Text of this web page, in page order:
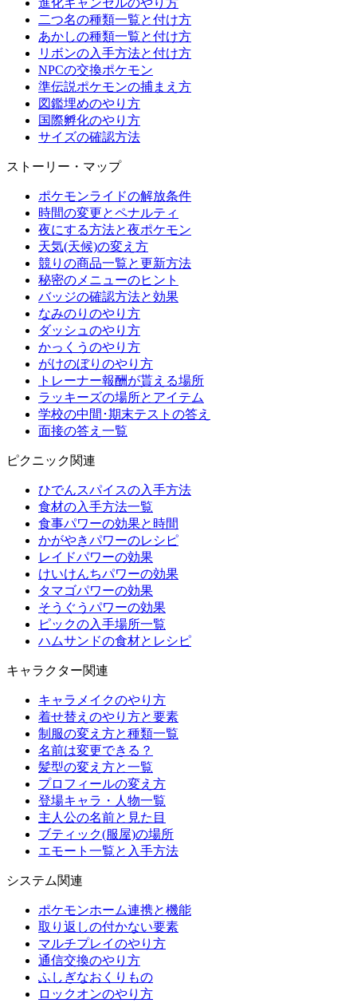
進化キャンセルのやり方
二つ名の種類一覧と付け方
あかしの種類一覧と付け方
リボンの入手方法と付け方
NPCの交換ポケモン
準伝説ポケモンの捕まえ方
図鑑埋めのやり方
国際孵化のやり方
サイズの確認方法
ストーリー・マップ
ポケモンライドの解放条件
時間の変更とペナルティ
夜にする方法と夜ポケモン
天気(天候)の変え方
競りの商品一覧と更新方法
秘密のメニューのヒント
バッジの確認方法と効果
なみのりのやり方
ダッシュのやり方
かっくうのやり方
がけのぼりのやり方
トレーナー報酬が貰える場所
ラッキーズの場所とアイテム
学校の中間･期末テストの答え
面接の答え一覧
ピクニック関連
ひでんスパイスの入手方法
食材の入手方法一覧
食事パワーの効果と時間
かがやきパワーのレシピ
レイドパワーの効果
けいけんちパワーの効果
タマゴパワーの効果
そうぐうパワーの効果
ピックの入手場所一覧
ハムサンドの食材とレシピ
キャラクター関連
キャラメイクのやり方
着せ替えのやり方と要素
制服の変え方と種類一覧
名前は変更できる？
髪型の変え方と一覧
プロフィールの変え方
登場キャラ・人物一覧
主人公の名前と見た目
ブティック(服屋)の場所
エモート一覧と入手方法
システム関連
ポケモンホーム連携と機能
取り返しの付かない要素
マルチプレイのやり方
通信交換のやり方
ふしぎなおくりもの
ロックオンのやり方